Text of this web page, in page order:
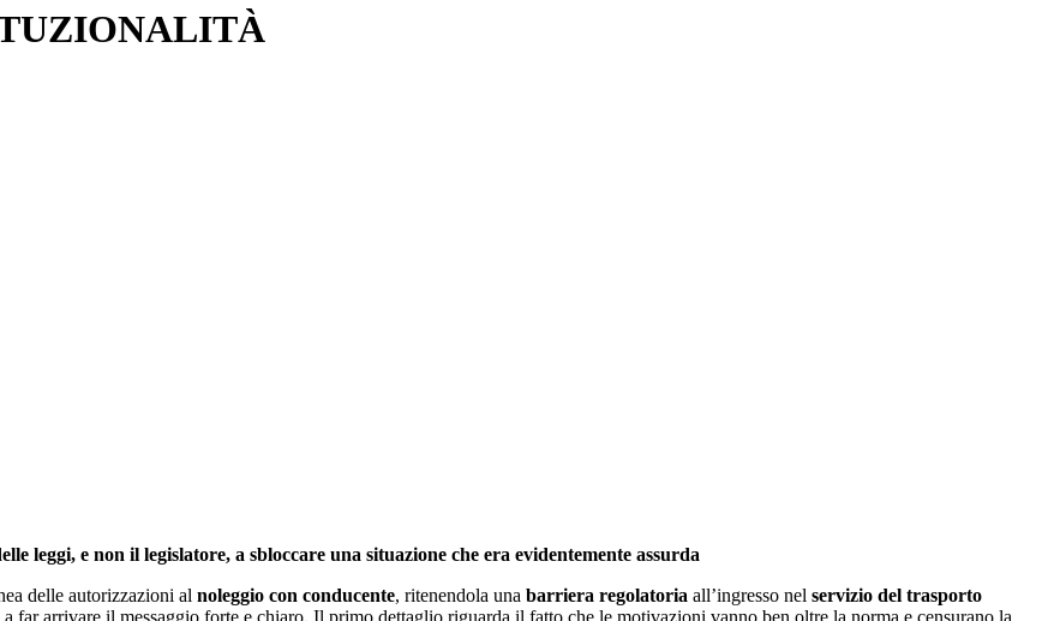
leggi, e non il legislatore, a sbloccare una situazione che era evidentemente assurda
delle autorizzazioni al noleggio con conducente, ritenendola una barriera regolatoria all’ingresso nel servizio del trasporto
far arrivare il messaggio forte e chiaro. Il primo dettaglio riguarda il fatto che le motivazioni vanno ben oltre la norma e censurano la